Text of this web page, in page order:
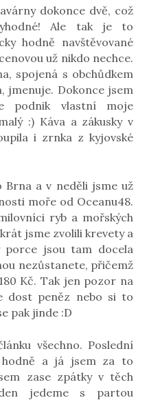
dokonce dvě, což
Ale tak je to
hodně navštěvované
už nikdo nechce.
spojená s obchůdkem
jmenuje. Dokonce jsem
podnik vlastní moje
:) Káva a zákusky v
i zrnka z kyjovské
a v neděli jsme už
moře od Oceanu48.
ryb a mořských
jsme zvolili krevety a
porce jsou tam docela
nezůstanete, přičemž
Kč. Tak jen pozor na
dost peněz nebo si to
pak jinde :D
všechno. Poslední
a já jsem za to
zase zpátky v těch
jedeme s partou